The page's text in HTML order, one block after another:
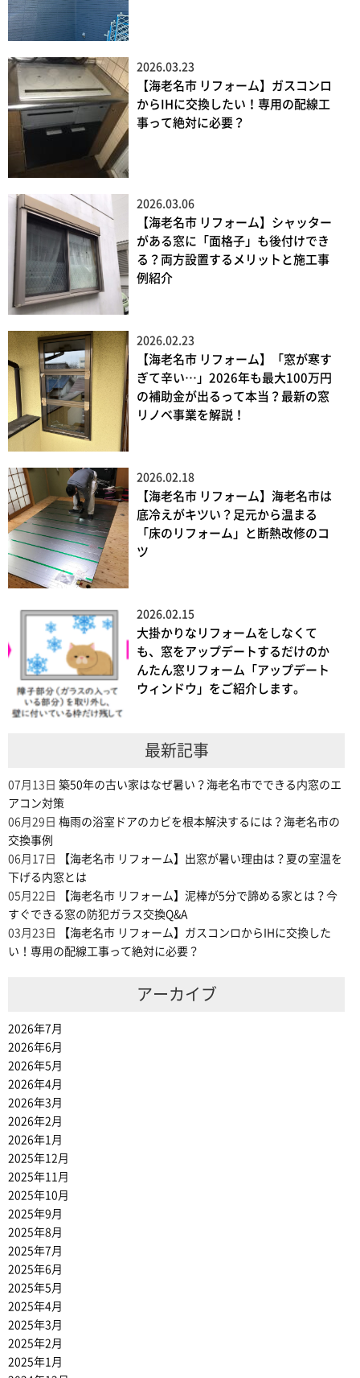
2026.03.23
【海老名市 リフォーム】ガスコンロ
からIHに交換したい！専用の配線工
事って絶対に必要？
2026.03.06
【海老名市 リフォーム】シャッター
がある窓に「面格子」も後付けでき
る？両方設置するメリットと施工事
例紹介
2026.02.23
【海老名市 リフォーム】「窓が寒す
ぎて辛い…」2026年も最大100万円
の補助金が出るって本当？最新の窓
リノベ事業を解説！
2026.02.18
【海老名市 リフォーム】海老名市は
底冷えがキツい？足元から温まる
「床のリフォーム」と断熱改修のコ
ツ
2026.02.15
大掛かりなリフォームをしなくて
も、窓をアップデートするだけのか
んたん窓リフォーム「アップデート
ウィンドウ」をご紹介します。
最新記事
07月13日 築50年の古い家はなぜ暑い？海老名市でできる内窓のエ
アコン対策
06月29日 梅雨の浴室ドアのカビを根本解決するには？海老名市の
交換事例
06月17日
【海老名市 リフォーム】出窓が暑い理由は？夏の室温を
下げる内窓とは
05月22日
【海老名市 リフォーム】泥棒が5分で諦める家とは？今
すぐできる窓の防犯ガラス交換Q&A
03月23日
【海老名市 リフォーム】ガスコンロからIHに交換した
い！専用の配線工事って絶対に必要？
アーカイブ
2026年7月
2026年6月
2026年5月
2026年4月
2026年3月
2026年2月
2026年1月
2025年12月
2025年11月
2025年10月
2025年9月
2025年8月
2025年7月
2025年6月
2025年5月
2025年4月
2025年3月
2025年2月
2025年1月